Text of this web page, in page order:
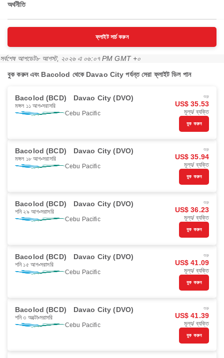
অর্থনীতি
ফ্লাইট সার্চ করুন
সর্বশেষ আপডেট৮ আগস্ট, ২০২৬ এ ০৬:০৭ PM GMT +০
বুক করুন এবং Bacolod থেকে Davao City পর্যন্ত সেরা ফ্লাইট ডিল পান
Bacolod (BCD) Davao City (DVO)
মঙ্গল ১১ আগ সরাসরি
Cebu Pacific
শুরু
US$ 35.53
মূল্য/ ব্যক্তি
বুক করুন
Bacolod (BCD) Davao City (DVO)
মঙ্গল ১৮ আগ সরাসরি
Cebu Pacific
শুরু
US$ 35.94
মূল্য/ ব্যক্তি
বুক করুন
Bacolod (BCD) Davao City (DVO)
শনি ২৯ আগ সরাসরি
Cebu Pacific
শুরু
US$ 36.23
মূল্য/ ব্যক্তি
বুক করুন
Bacolod (BCD) Davao City (DVO)
শনি ১৫ আগ সরাসরি
Cebu Pacific
শুরু
US$ 41.09
মূল্য/ ব্যক্তি
বুক করুন
Bacolod (BCD) Davao City (DVO)
শনি ৩ অক্টো সরাসরি
Cebu Pacific
শুরু
US$ 41.39
মূল্য/ ব্যক্তি
বুক করুন